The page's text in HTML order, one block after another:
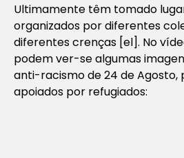
Ultimamente têm tomado
organizados por diferentes
diferentes crenças [el]. No
podem ver-se algumas
anti-racismo de 24 de
apoiados por refugiados: